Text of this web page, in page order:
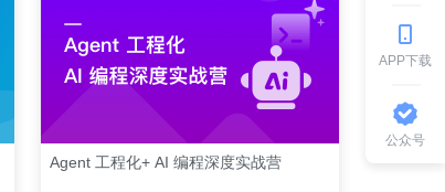
Agent 工程化+ AI 编程深度实战营
APP下载
公众号